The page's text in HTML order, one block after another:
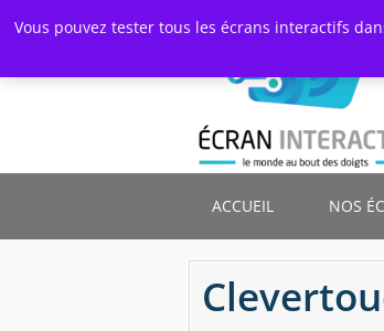
Vous pouvez tester tous les écrans interactifs
content
ACCUEIL NOS